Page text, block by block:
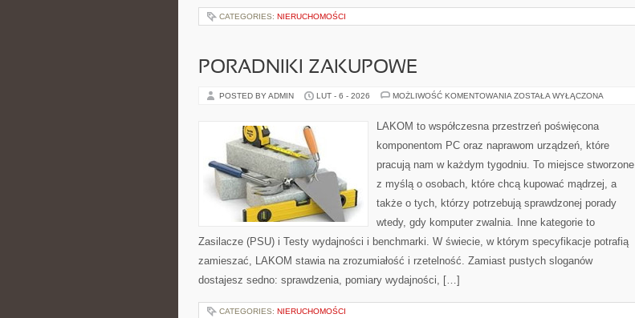
CATEGORIES: NIERUCHOMOŚCI
PORADNIKI ZAKUPOWE
POSTED BY ADMIN LUT - 6 - 2026 MOŻLIWOŚĆ KOMENTOWANIA PORADNIKI
ZOSTAŁA WYŁĄCZONA
LAKOM to współczesna przestrzeń poświęcona
komponentom PC oraz naprawom urządzeń, które
pracują nam w każdym tygodniu. To miejsce stworzone
z myślą o osobach, które chcą kupować mądrzej, a
także o tych, którzy potrzebują sprawdzonej porady
wtedy, gdy komputer zwalnia. Inne kategorie to
Zasilacze (PSU) i Testy wydajności i benchmarki. W świecie, w którym specyfikacje potrafią
zamieszać, LAKOM stawia na zrozumiałość i rzetelność. Zamiast pustych sloganów
dostajesz sedno: sprawdzenia, pomiary wydajności, […]
CATEGORIES: NIERUCHOMOŚCI